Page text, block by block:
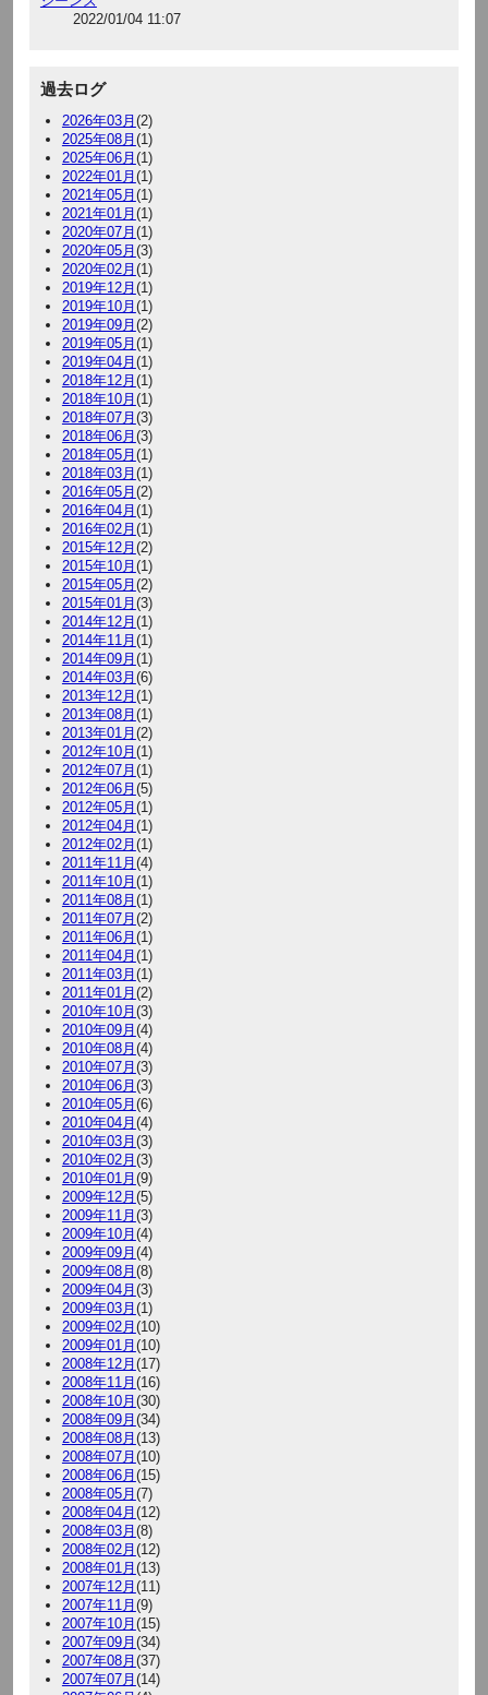
2022/01/04 11:07
過去ログ
2026年03月 (2)
2025年08月 (1)
2025年06月 (1)
2022年01月 (1)
2021年05月 (1)
2021年01月 (1)
2020年07月 (1)
2020年05月 (3)
2020年02月 (1)
2019年12月 (1)
2019年10月 (1)
2019年09月 (2)
2019年05月 (1)
2019年04月 (1)
2018年12月 (1)
2018年10月 (1)
2018年07月 (3)
2018年06月 (3)
2018年05月 (1)
2018年03月 (1)
2016年05月 (2)
2016年04月 (1)
2016年02月 (1)
2015年12月 (2)
2015年10月 (1)
2015年05月 (2)
2015年01月 (3)
2014年12月 (1)
2014年11月 (1)
2014年09月 (1)
2014年03月 (6)
2013年12月 (1)
2013年08月 (1)
2013年01月 (2)
2012年10月 (1)
2012年07月 (1)
2012年06月 (5)
2012年05月 (1)
2012年04月 (1)
2012年02月 (1)
2011年11月 (4)
2011年10月 (1)
2011年08月 (1)
2011年07月 (2)
2011年06月 (1)
2011年04月 (1)
2011年03月 (1)
2011年01月 (2)
2010年10月 (3)
2010年09月 (4)
2010年08月 (4)
2010年07月 (3)
2010年06月 (3)
2010年05月 (6)
2010年04月 (4)
2010年03月 (3)
2010年02月 (3)
2010年01月 (9)
2009年12月 (5)
2009年11月 (3)
2009年10月 (4)
2009年09月 (4)
2009年08月 (8)
2009年04月 (3)
2009年03月 (1)
2009年02月 (10)
2009年01月 (10)
2008年12月 (17)
2008年11月 (16)
2008年10月 (30)
2008年09月 (34)
2008年08月 (13)
2008年07月 (10)
2008年06月 (15)
2008年05月 (7)
2008年04月 (12)
2008年03月 (8)
2008年02月 (12)
2008年01月 (13)
2007年12月 (11)
2007年11月 (9)
2007年10月 (15)
2007年09月 (34)
2007年08月 (37)
2007年07月 (14)